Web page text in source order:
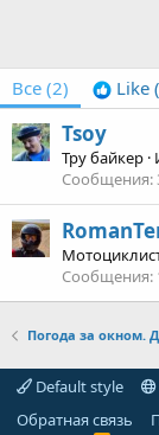
Все (2) Like
Tsoy
Тру байкер ·
Сообщения
Сообщения
Погода за окном.
Default style
Обратная связь